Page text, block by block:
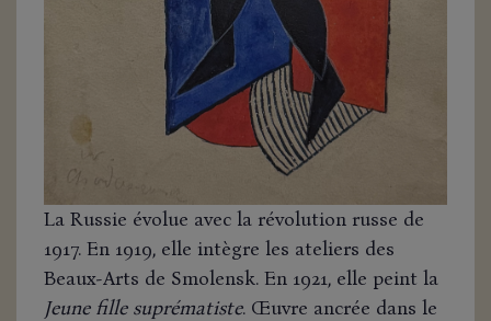
La Russie évolue avec la révolution russe de
1917. En 1919, elle intègre les ateliers des
Beaux-Arts de Smolensk. En 1921, elle peint la
Jeune fille suprématiste. Œuvre ancrée dans le